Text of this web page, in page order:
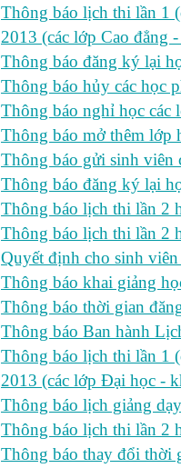
Thông báo lịch thi lần 1
2013 (các lớp Cao đẳng
Thông báo đăng ký lại
Thông báo hủy các học
Thông báo nghỉ học các
Thông báo mở thêm lớp
Thông báo gửi sinh viên
Thông báo đăng ký lại
Thông báo lịch thi lần 2
Thông báo lịch thi lần 2
Quyết định cho sinh
Thông báo khai giảng
Thông báo thời gian
Thông báo Ban hành
Thông báo lịch thi lần 1
2013 (các lớp Đại học -
Thông báo lịch giảng
Thông báo lịch thi lần 2
Thông báo thay đổi thời